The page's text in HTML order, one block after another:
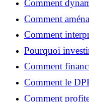
Comment
avec Action
Comment
âgées et obtenir
Comment
en retenir
Pourquoi
un choix sûr ?
Comment
aides, prêts et
Comment le
valoriser votre
Comment